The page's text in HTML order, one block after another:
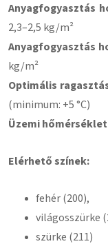
Anyagfogyasztás
2,3–2,5 kg/m²
Anyagfogyasztás
kg/m²
Optimális
(minimum: +5 °C)
Üzemi
Elérhető színek:
fehér (200),
világosszürke
szürke (211)